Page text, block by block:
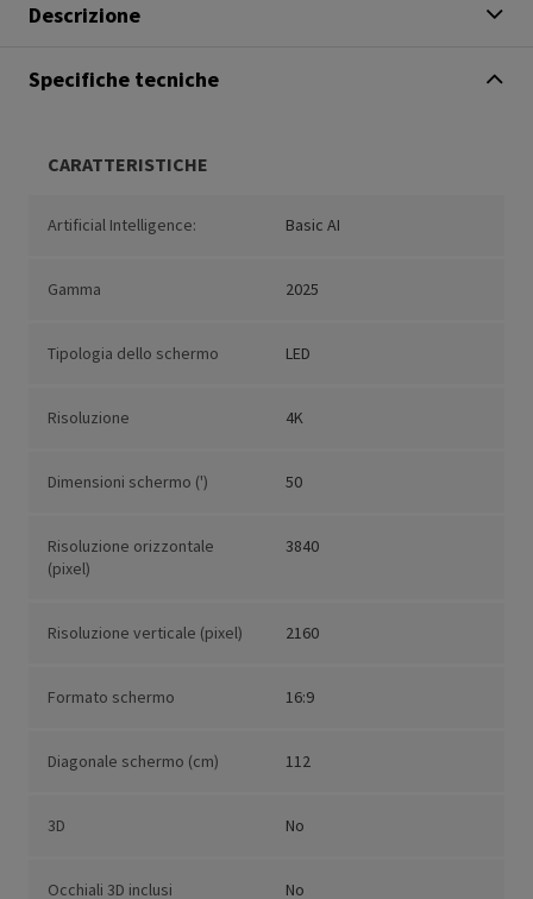
Descrizione
Specifiche tecniche
CARATTERISTICHE
Artificial Intelligence: Basic AI
Gamma 2025
Tipologia dello schermo LED
Risoluzione 4K
Dimensioni schermo (') 50
Risoluzione orizzontale
(pixel)
3840
Risoluzione verticale (pixel) 2160
Formato schermo 16:9
Diagonale schermo (cm) 112
3D No
Occhiali 3D inclusi No